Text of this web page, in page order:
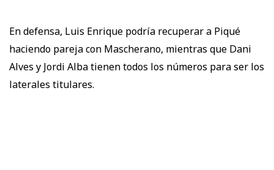
En defensa, Luis Enrique podría recuperar a Piqué
haciendo pareja con Mascherano, mientras que Dani
Alves y Jordi Alba tienen todos los números para ser los
laterales titulares.